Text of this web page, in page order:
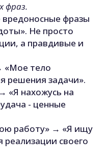
фраз.
фразы
Не просто
а правдивые и
«Мое тело
решения задачи».
«Я нахожусь на
- ценные
работу» → «Я ищу
своего